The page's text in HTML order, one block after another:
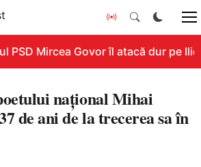
PSD Mircea Govor îl atacă dur pe
național Mihai
de ani de la trecerea sa în